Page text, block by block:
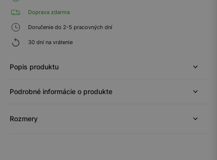
Doprava zdarma
Doručenie do 2-5 pracovných dní
30 dní na vrátenie
Popis produktu
Podrobné informácie o produkte
Rozmery